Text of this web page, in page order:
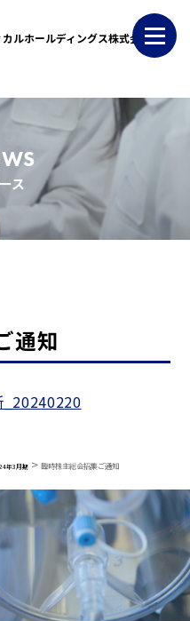
ルホールディングス株式会社
ス
通知
_20240220
年3月期 >臨時株主総会招集ご通知